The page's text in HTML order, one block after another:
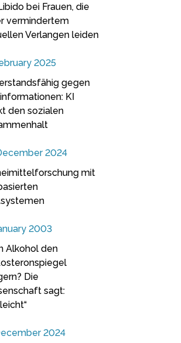
bei Frauen, die
vermindertem
Verlangen leiden
2025
gegen
KI
den sozialen
2024
mit
2003
Alkohol den
Die
sagt:
2024